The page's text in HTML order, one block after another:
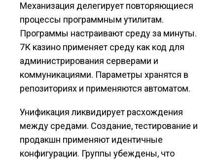
Механизация делегирует повторяющиеся
процессы программным утилитам.
Программы настраивают среду за минуты.
7К казино применяет среду как код для
администрирования серверами и
коммуникациями. Параметры хранятся в
репозиториях и применяются автоматом.
Унификация ликвидирует расхождения
между средами. Создание, тестирование и
продакшн применяют идентичные
конфигурации. Группы убеждены, что